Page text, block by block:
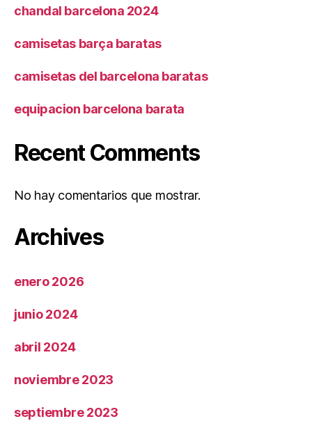
chandal barcelona 2024
camisetas barça baratas
camisetas del barcelona baratas
equipacion barcelona barata
Recent Comments
No hay comentarios que mostrar.
Archives
enero 2026
junio 2024
abril 2024
noviembre 2023
septiembre 2023